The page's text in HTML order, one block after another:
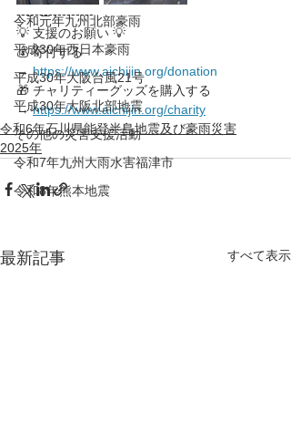
令和元年九州北部豪雨
平成30年西日本豪雨
平成30年大阪台風21号
平成30年大阪北部地震
その他の災害支援活動
令和7年九州大雨水害福津市
令和8年熊本地震
-----------------
💡 支援のお願い 💡
💰 寄付する
→ https://www.aichijin.org/donation
🎁 チャリティーグッズを購入する
→ https://www.aichijin.org/charity
令和6年石川県能登半島地震及び豪雨災害
2025年
最新記事 すべて表示